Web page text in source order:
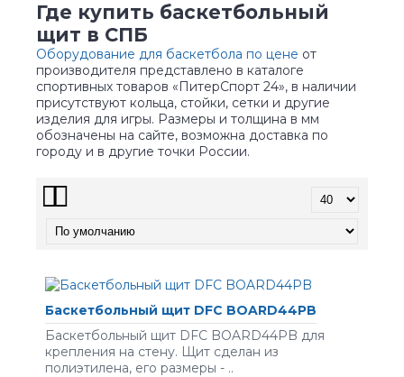
Где купить баскетбольный
щит в СПБ
Оборудование для баскетбола по цене от
производителя представлено в каталоге
спортивных товаров «ПитерСпорт 24», в наличии
присутствуют кольца, стойки, сетки и другие
изделия для игры. Размеры и толщина в мм
обозначены на сайте, возможна доставка по
городу и в другие точки России.
Баскетбольный щит DFC BOARD44PB
Баскетбольный щит DFC BOARD44PB для
крепления на стену. Щит сделан из
полиэтилена, его размеры - ..